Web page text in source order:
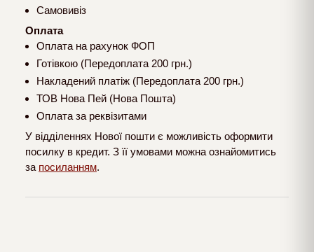
Самовивіз
Оплата
Оплата на рахунок ФОП
Готівкою (Передоплата 200 грн.)
Накладений платіж (Передоплата 200 грн.)
ТОВ Нова Пей (Нова Пошта)
Оплата за реквізитами
У відділеннях Нової пошти є можливість оформити
посилку в кредит. З її умовами можна ознайомитись
за посиланням.